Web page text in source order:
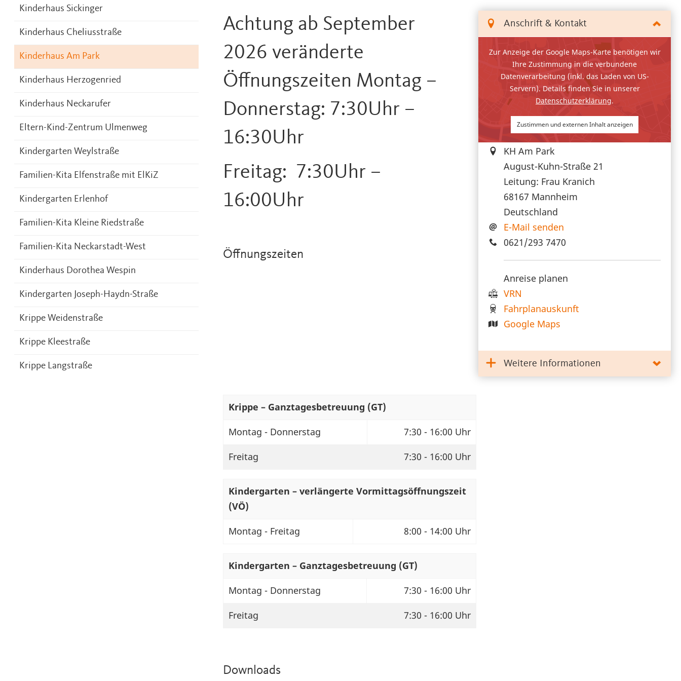
Kinderhaus Sickinger
Kinderhaus Cheliusstraße
Kinderhaus Am Park
Kinderhaus Herzogenried
Kinderhaus Neckarufer
Eltern-Kind-Zentrum Ulmenweg
Kindergarten Weylstraße
Familien-Kita Elfenstraße mit ElKiZ
Kindergarten Erlenhof
Familien-Kita Kleine Riedstraße
Familien-Kita Neckarstadt-West
Kinderhaus Dorothea Wespin
Kindergarten Joseph-Haydn-Straße
Krippe Weidenstraße
Krippe Kleestraße
Krippe Langstraße
Anschrift & Kontakt
Zur Anzeige der Google Maps-Karte benötigen wir
Ihre Zustimmung in die verbundene
Datenverarbeitung (inkl. das Laden von US-
Servern). Details finden Sie in unserer
Datenschutzerklärung.
Zustimmen und externen Inhalt anzeigen
KH Am Park
August-Kuhn-Straße 21
Leitung: Frau Kranich
68167 Mannheim
Deutschland
E-Mail senden
0621/293 7470
Anreise planen
VRN
Fahrplanauskunft
Google Maps
Weitere Informationen
Achtung ab September
2026 veränderte
Öffnungszeiten Montag –
Donnerstag: 7:30Uhr –
16:30Uhr
Freitag: 7:30Uhr –
16:00Uhr
Öffnungszeiten
Krippe – Ganztagesbetreuung (GT)
Montag - Donnerstag 7:30 - 16:00 Uhr
Freitag 7:30 - 16:00 Uhr
Kindergarten – verlängerte Vormittagsöffnungszeit
(VÖ)
Montag - Freitag 8:00 - 14:00 Uhr
Kindergarten – Ganztagesbetreuung (GT)
Montag - Donnerstag 7:30 - 16:00 Uhr
Freitag 7:30 - 16:00 Uhr
Downloads